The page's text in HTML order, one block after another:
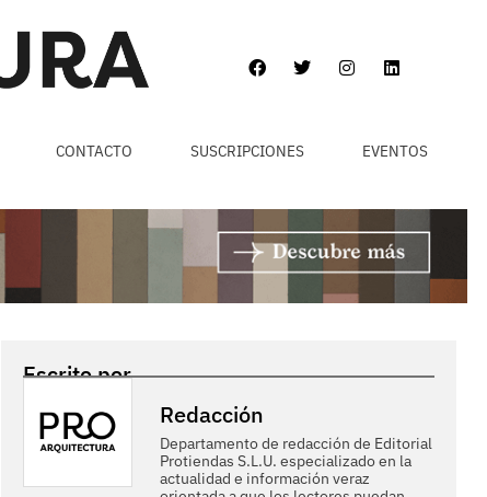
CONTACTO SUSCRIPCIONES EVENTOS
Escrito por
Redacción
Departamento de redacción de Editorial
Protiendas S.L.U. especializado en la
actualidad e información veraz